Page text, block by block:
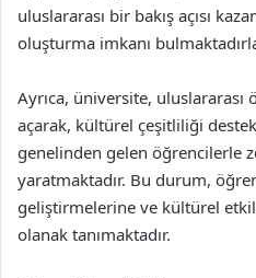
uluslararası bir bakış açısı
oluşturma imkanı
Ayrıca, üniversite, uluslararası
açarak, kültürel çeşitliliği
genelinden gelen öğrencilerle
yaratmaktadır. Bu durum,
geliştirmelerine ve kültürel
olanak tanımaktadır.